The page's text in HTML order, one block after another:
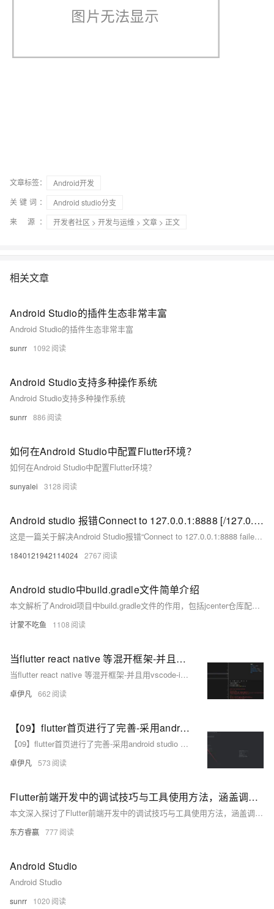
文章标签：
Android开发
关键词：
Android studio分支
来 源：
开发者社区 > 开发与运维 > 文章 > 正文
相关文章
Android Studio的插件生态非常丰富
Android Studio的插件生态非常丰富
sunrr 1092
Android Studio支持多种操作系统
Android Studio支持多种操作系统
sunrr 886
如何在Android Studio中配置Flutter环境？
如何在Android Studio中配置Flutter环境？
sunyalei 3128
Android studio 报错Connect to 127.0.0.1:8888 [/127.0.0.1] failed: Connection refused: connect（已解决）
这是一篇关于解决Android Studio报错“Connect to 127.0.0.1:8888 failed: Connection refused”的文章。问题通常因系统代理设置被Android Studio自动保存导致。解决方法是找到系统中Android Studio使用的gradle.properties文件（位于Windows的C:\Users\你的电脑用户名\.gradle或Mac的/Users/.{你的用户目录}/.gradle），删除或注释掉多余的代理配置后保存并重新Sync项目。希望此经验能帮助快速解决同类问题！
1840121942114024 2767
Android studio中build.gradle文件简单介绍
本文解析了Android项目中build.gradle文件的作用，包括jcenter仓库配置、模块类型定义、包名设置及依赖管理，涵盖本地、库和远程依赖的区别。
计蒙不吃鱼 1108
当flutter react native 等混开框架-并且用vscode-idea等编译器无法打包apk，打包安卓不成功怎么办-直接用android studio如何打包安卓apk -重要-优雅草卓伊凡
当flutter react native 等混开框架-并且用vscode-idea等编译器无法打包apk，打包安卓不成功怎么办-直接用android studio如何打包安卓apk -重要-优雅草卓伊凡
卓伊凡 662
【09】flutter首页进行了完善-采用android studio 进行真机调试开发-增加了直播间列表和短视频人物列表-增加了用户中心-卓伊凡换人优雅草Alex-开发完整的社交APP-前端客户端开发+数据联调|以优雅草商业项目为例做开发-flutter开发-全流程-商业应用级实战开发-优雅草Alex
【09】flutter首页进行了完善-采用android studio 进行真机调试开发-增加了直播间列表和短视频人物列表-增加了用户中心-卓伊凡换人优雅草Alex-开发完整的社交APP-前端客户端开发+数据联调|以优雅草商业项目为例做开发-flutter开发-全流程-商业应用级实战开发-优雅草Alex
卓伊凡 573
Flutter前端开发中的调试技巧与工具使用方法，涵盖调试的重要性、基本技巧如打印日志与断点调试、常用调试工具如Android Studio/VS Code调试器和Flutter Inspector的介绍
本文深入探讨了Flutter前端开发中的调试技巧与工具使用方法，涵盖调试的重要性、基本技巧如打印日志与断点调试、常用调试工具如Android Studio/VS Code调试器和Flutter Inspector的介绍，以及具体操作步骤、常见问题解决、高级调试技巧、团队协作中的调试应用和未来发展趋势，旨在帮助开发者提高调试效率，提升应用质量。
东方睿赢 777
Android Studio
Android Studio
sunrr 1020